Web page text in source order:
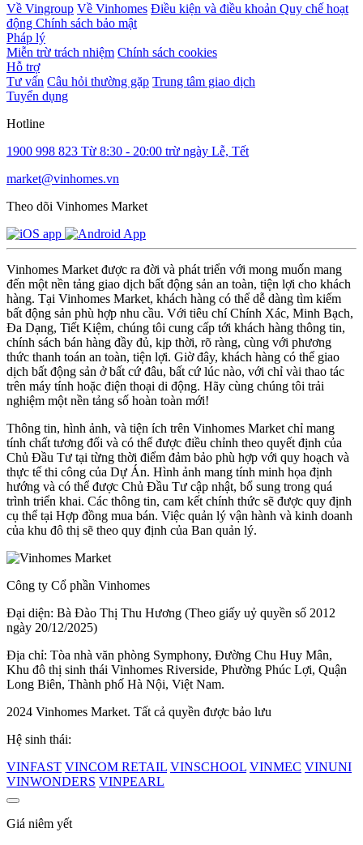
Về Vingroup Về Vinhomes Điều kiện và điều khoản Quy chế hoạt
động Chính sách bảo mật
Pháp lý
Miễn trừ trách nhiệm Chính sách cookies
Hỗ trợ
Tư vấn Câu hỏi thường gặp Trung tâm giao dịch
Tuyển dụng
Hotline
1900 998 823 Từ 8:30 - 20:00 trừ ngày Lễ, Tết
market@vinhomes.vn
Theo dõi Vinhomes Market
Vinhomes Market được ra đời và phát triển với mong muốn mang
đến một nền tảng giao dịch bất động sản an toàn, tiện lợi cho khách
hàng. Tại Vinhomes Market, khách hàng có thể dễ dàng tìm kiếm
bất động sản phù hợp nhu cầu. Với tiêu chí Chính Xác, Minh Bạch,
Đa Dạng, Tiết Kiệm, chúng tôi cung cấp tới khách hàng thông tin,
chính sách bán hàng đầy đủ, kịp thời, rõ ràng, cùng với phương
thức thanh toán an toàn, tiện lợi. Giờ đây, khách hàng có thể giao
dịch bất động sản ở bất cứ đâu, bất cứ lúc nào, với chỉ vài thao tác
trên máy tính hoặc điện thoại di động. Hãy cùng chúng tôi trải
nghiệm một nền tảng số hoàn toàn mới!
Thông tin, hình ảnh, và tiện ích trên Vinhomes Market chỉ mang
tính chất tương đối và có thể được điều chỉnh theo quyết định của
Chủ Đầu Tư tại từng thời điểm đảm bảo phù hợp với quy hoạch và
thực tế thi công của Dự Án. Hình ảnh mang tính minh họa định
hướng và có thể được Chủ Đầu Tư cập nhật, bổ sung trong quá
trình triển khai. Các thông tin, cam kết chính thức sẽ được quy định
cụ thể tại Hợp đồng mua bán. Việc quản lý vận hành và kinh doanh
của khu đô thị sẽ theo quy định của Ban quản lý.
Công ty Cổ phần Vinhomes
Đại diện: Bà Đào Thị Thu Hương (Theo giấy uỷ quyền số 2012
ngày 20/12/2025)
Địa chỉ: Tòa nhà văn phòng Symphony, Đường Chu Huy Mân,
Khu đô thị sinh thái Vinhomes Riverside, Phường Phúc Lợi, Quận
Long Biên, Thành phố Hà Nội, Việt Nam.
2024 Vinhomes Market. Tất cả quyền được bảo lưu
Hệ sinh thái:
VINFAST VINCOM RETAIL VINSCHOOL VINMEC VINUNI
VINWONDERS VINPEARL
Giá niêm yết